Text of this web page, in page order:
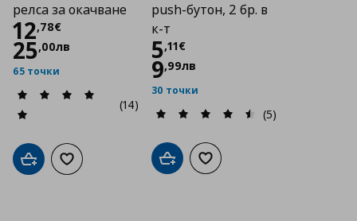
релса за окачване
12,78€
Цена
25,00лв
65 точки
(14)
Добави в кошницата
Добави към списъка с любими
push-бутон, 2 бр. в
к-т
5,11€
Цена
9,99лв
30 точки
(5)
Добави в кошницата
Добави към списъка с